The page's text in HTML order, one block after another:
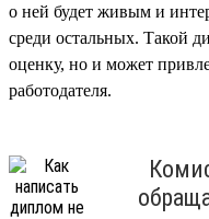
о ней будет живым и
среди остальных. Такой
оценку, но и может
работодателя.